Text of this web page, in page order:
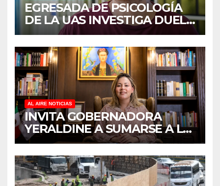
EGRESADA DE PSICOLOGÍA
DE LA UAS INVESTIGA DUELO
ANTICIPADO Y SOBRECARGA
EN CUIDADORES DE
ADULTOS MAYORES
AL AIRE NOTICIAS
INVITA GOBERNADORA
YERALDINE A SUMARSE A LA
JORNADA NACIONAL DE
REFORESTACIÓN;
PLANTARÁN 6.6 MILLONES
DE ÁRBOLES